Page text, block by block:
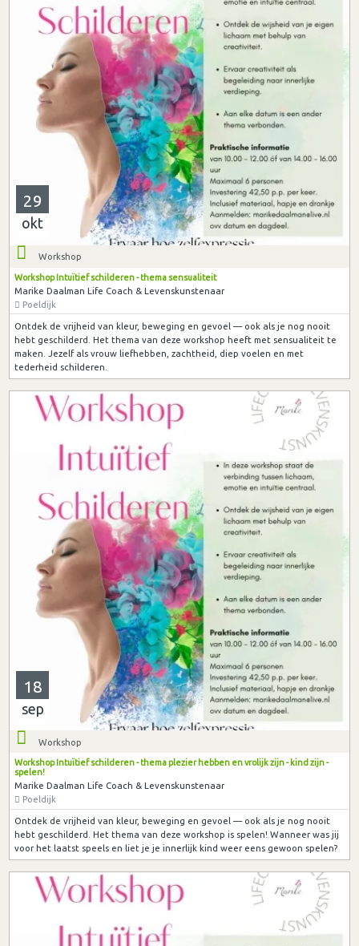
29
okt
Workshop
Workshop Intuïtief schilderen - thema sensualiteit
Marike Daalman Life Coach & Levenskunstenaar
Poeldijk
Ontdek de vrijheid van kleur, beweging en gevoel — ook als je nog nooit
hebt geschilderd. Het thema van deze workshop heeft met sensualiteit te
maken. Jezelf als vrouw liefhebben, zachtheid, diep voelen en met
tederheid schilderen.
18
sep
Workshop
Workshop Intuïtief schilderen - thema plezier hebben en vrolijk zijn - kind zijn -
spelen!
Marike Daalman Life Coach & Levenskunstenaar
Poeldijk
Ontdek de vrijheid van kleur, beweging en gevoel — ook als je nog nooit
hebt geschilderd. Het thema van deze workshop is spelen! Wanneer was jij
voor het laatst speels en liet je je innerlijk kind weer eens gewoon spelen?